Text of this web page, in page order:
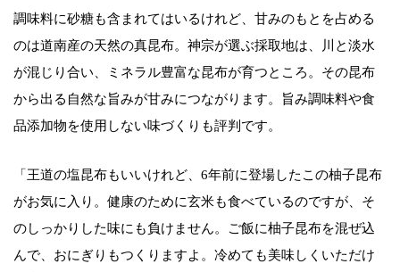
調味料に砂糖も含まれてはいるけれど、甘みのもとを占める
のは道南産の天然の真昆布。神宗が選ぶ採取地は、川と淡水
が混じり合い、ミネラル豊富な昆布が育つところ。その昆布
から出る自然な旨みが甘みにつながります。旨み調味料や食
品添加物を使用しない味づくりも評判です。
「王道の塩昆布もいいけれど、6年前に登場したこの柚子昆布
がお気に入り。健康のために玄米も食べているのですが、そ
のしっかりした味にも負けません。ご飯に柚子昆布を混ぜ込
んで、おにぎりもつくりますよ。冷めても美味しくいただけ